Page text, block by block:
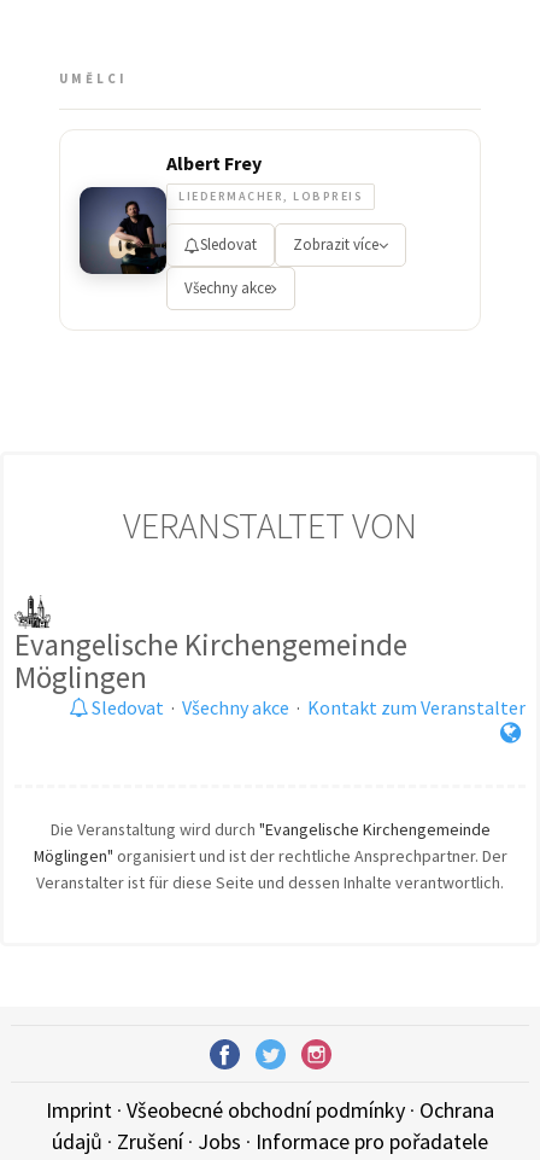
UMĚLCI
Albert Frey
LIEDERMACHER, LOBPREIS
Sledovat Zobrazit více
Všechny akce
VERANSTALTET VON
Evangelische Kirchengemeinde
Möglingen
Sledovat · Všechny akce · Kontakt zum Veranstalter
Die Veranstaltung wird durch "Evangelische Kirchengemeinde
Möglingen" organisiert und ist der rechtliche Ansprechpartner. Der
Veranstalter ist für diese Seite und dessen Inhalte verantwortlich.
Imprint · Všeobecné obchodní podmínky · Ochrana
údajů · Zrušení· Jobs · Informace pro pořadatele